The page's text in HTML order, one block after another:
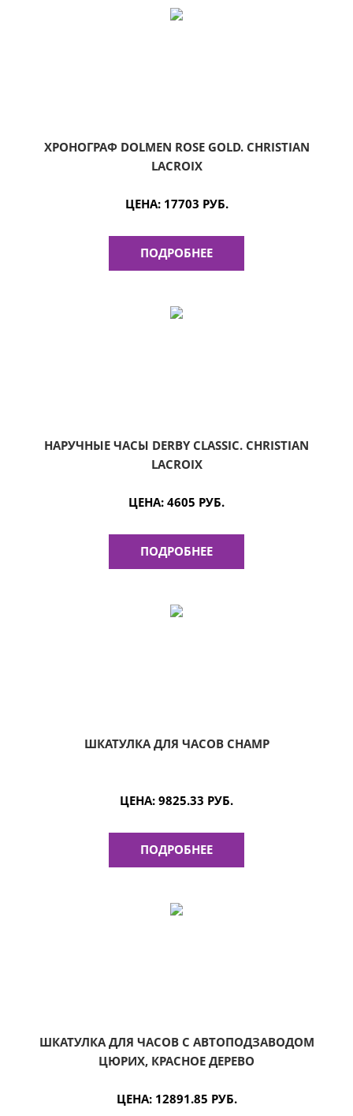
ХРОНОГРАФ DOLMEN ROSE GOLD. CHRISTIAN
LACROIX
ЦЕНА:17703 РУБ.
ПОДРОБНЕЕ
НАРУЧНЫЕ ЧАСЫ DERBY CLASSIC. CHRISTIAN
LACROIX
ЦЕНА:4605 РУБ.
ПОДРОБНЕЕ
ШКАТУЛКА ДЛЯ ЧАСОВ CHAMP
ЦЕНА:9825.33 РУБ.
ПОДРОБНЕЕ
ШКАТУЛКА ДЛЯ ЧАСОВ С АВТОПОДЗАВОДОМ
ЦЮРИХ, КРАСНОЕ ДЕРЕВО
ЦЕНА:12891.85 РУБ.